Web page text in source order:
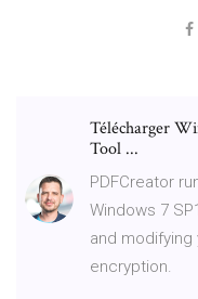
Télécharger
Tool ...
PDFCreator
Windows 7
and modifying
encryption.